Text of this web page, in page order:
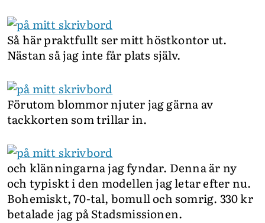
Så här praktfullt ser mitt höstkontor ut.
Nästan så jag inte får plats själv.
Förutom blommor njuter jag gärna av
tackkorten som trillar in.
och klänningarna jag fyndar. Denna är ny
och typiskt i den modellen jag letar efter nu.
Bohemiskt, 70-tal, bomull och somrig. 330 kr
betalade jag på Stadsmissionen.